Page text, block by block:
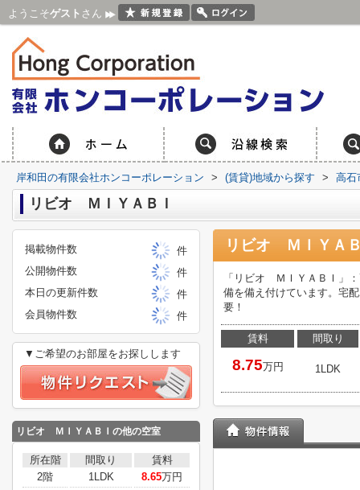
ようこそゲスト さん
岸和田の有限会社ホンコーポレーション > (賃貸)地域から探す > 高石
リビオ ＭＩＹＡＢＩ
リビオ ＭＩＹＡ
「リビオ ＭＩＹＡＢＩ」
備を備え付けています。宅
要！
賃料
8.75万円
間取り
1LDK
掲載物件数
件
公開物件数
件
本日の更新件数
件
会員物件数
件
▼ご希望のお部屋をお探しします
リビオ ＭＩＹＡＢＩの他の空室
所在階 間取り
賃料
2階
1LDK 8.65万円